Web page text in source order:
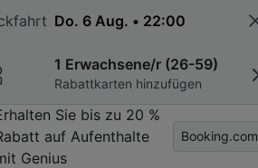
1 Erwachsene/r (26-59)
Rabattkarten hinzufügen
Sie bis zu 20 %
auf Aufenthalte
Genius
Booking.com